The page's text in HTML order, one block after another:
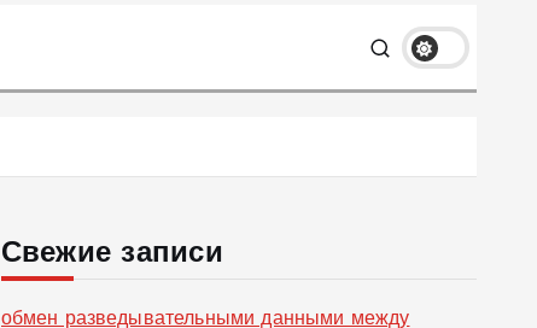
Свежие записи
обмен разведывательными данными между